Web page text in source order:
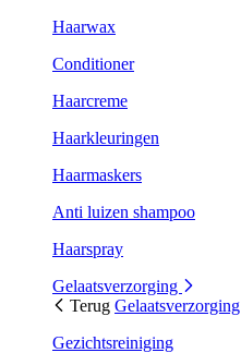
Haarwax
Conditioner
Haarcreme
Haarkleuringen
Haarmaskers
Anti luizen shampoo
Haarspray
Gelaatsverzorging
Terug Gelaatsverzorging
Gezichtsreiniging